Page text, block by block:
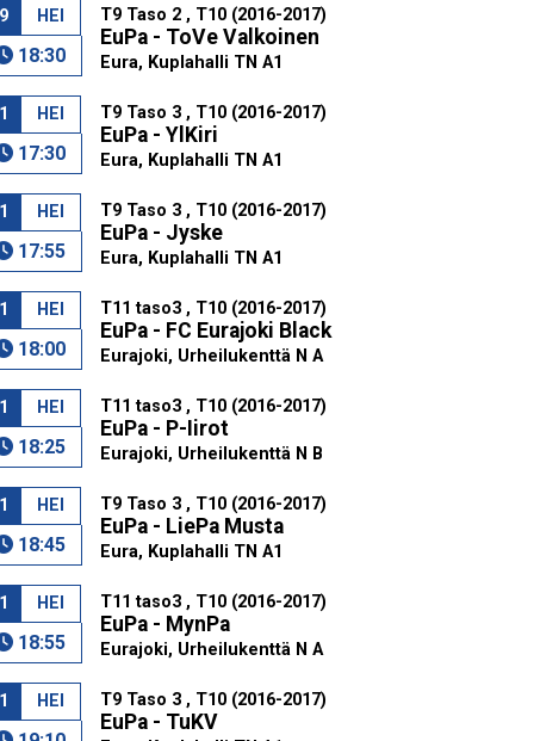
HEI
18:30
T9 Taso 2 , T10 (2016-2017)
EuPa - ToVe Valkoinen
Eura, Kuplahalli TN A1
HEI
17:30
T9 Taso 3 , T10 (2016-2017)
EuPa - YlKiri
Eura, Kuplahalli TN A1
HEI
17:55
T9 Taso 3 , T10 (2016-2017)
EuPa - Jyske
Eura, Kuplahalli TN A1
HEI
18:00
T11 taso3 , T10 (2016-2017)
EuPa - FC Eurajoki Black
Eurajoki, Urheilukenttä N A
HEI
18:25
T11 taso3 , T10 (2016-2017)
EuPa - P-Iirot
Eurajoki, Urheilukenttä N B
HEI
18:45
T9 Taso 3 , T10 (2016-2017)
EuPa - LiePa Musta
Eura, Kuplahalli TN A1
HEI
18:55
T11 taso3 , T10 (2016-2017)
EuPa - MynPa
Eurajoki, Urheilukenttä N A
HEI T9 Taso 3 , T10 (2016-2017)
EuPa - TuKV